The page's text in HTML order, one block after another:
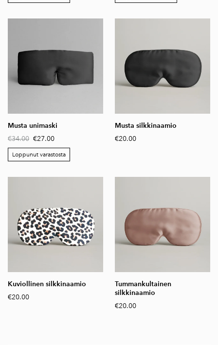
Musta unimaski
€34.00 €27.00
Loppunut varastosta
Musta silkkinaamio
€20.00
Kuviollinen silkkinaamio
€20.00
Tummankultainen
silkkinaamio
€20.00